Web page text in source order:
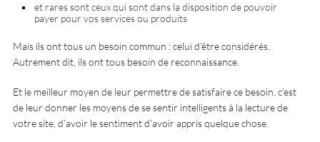
et rares sont ceux qui sont dans la disposition de pouvoir
payer pour vos services ou produits
Mais ils ont tous un besoin commun : celui d’être considérés.
Autrement dit, ils ont tous besoin de reconnaissance.
Et le meilleur moyen de leur permettre de satisfaire ce besoin, c’est
de leur donner les moyens de se sentir intelligents à la lecture de
votre site, d’avoir le sentiment d’avoir appris quelque chose.